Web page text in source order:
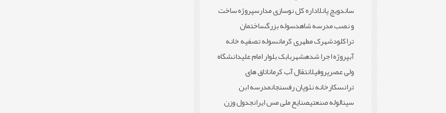
ساندویچ پانلاداره کل نوسازی مدارسپروژه ساخت
و نصب مدرسه شاهدسوله بزرگساختمان
تراکلودشهرک مطهری کرمانسوله تصفیه خانه
آبپروژه اجرا شدهشهربابک بلوار امام علیدانشگاه
ولی عصرپروفیلانتقال آب کرماناتاق های
ترانسکارخانه نئوپان رفسنجانمدرسه ابن
سینالوله صنعتیصنایع ملی مس ایرانجدول وزن